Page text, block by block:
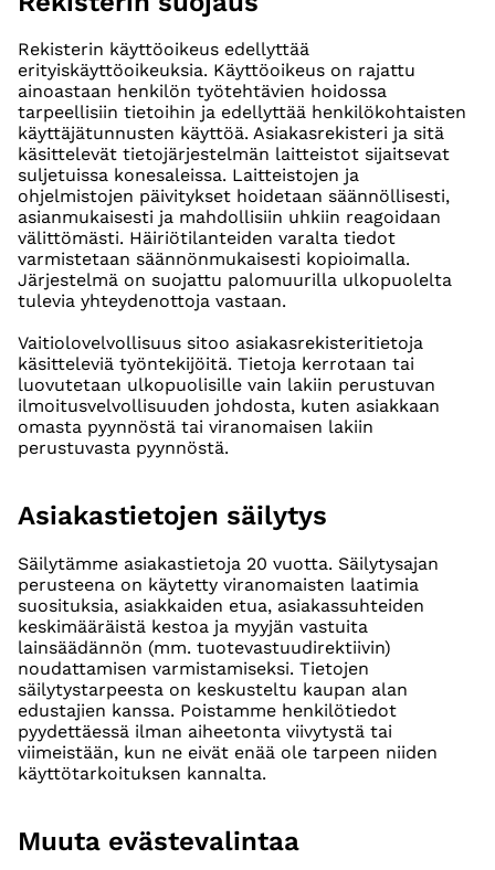
Rekisterin käyttöoikeus edellyttää
erityiskäyttöoikeuksia. Käyttöoikeus on rajattu
ainoastaan henkilön työtehtävien hoidossa
tarpeellisiin tietoihin ja edellyttää henkilökohtaisten
käyttäjätunnusten käyttöä. Asiakasrekisteri ja sitä
käsittelevät tietojärjestelmän laitteistot sijaitsevat
suljetuissa konesaleissa. Laitteistojen ja
ohjelmistojen päivitykset hoidetaan säännöllisesti,
asianmukaisesti ja mahdollisiin uhkiin reagoidaan
välittömästi. Häiriötilanteiden varalta tiedot
varmistetaan säännönmukaisesti kopioimalla.
Järjestelmä on suojattu palomuurilla ulkopuolelta
tulevia yhteydenottoja vastaan.
Vaitiolovelvollisuus sitoo asiakasrekisteritietoja
käsitteleviä työntekijöitä. Tietoja kerrotaan tai
luovutetaan ulkopuolisille vain lakiin perustuvan
ilmoitusvelvollisuuden johdosta, kuten asiakkaan
omasta pyynnöstä tai viranomaisen lakiin
perustuvasta pyynnöstä.
Asiakastietojen säilytys
Säilytämme asiakastietoja 20 vuotta. Säilytysajan
perusteena on käytetty viranomaisten laatimia
suosituksia, asiakkaiden etua, asiakassuhteiden
keskimääräistä kestoa ja myyjän vastuita
lainsäädännön (mm. tuotevastuudirektiivin)
noudattamisen varmistamiseksi. Tietojen
säilytystarpeesta on keskusteltu kaupan alan
edustajien kanssa. Poistamme henkilötiedot
pyydettäessä ilman aiheetonta viivytystä tai
viimeistään, kun ne eivät enää ole tarpeen niiden
käyttötarkoituksen kannalta.
Muuta evästevalintaa